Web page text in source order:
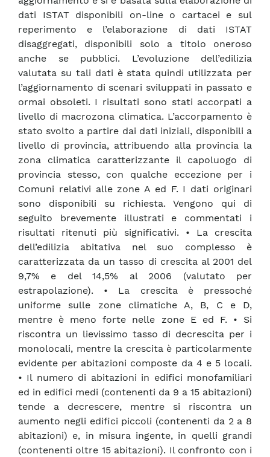
dati ISTAT disponibili on-line o cartacei e sul
reperimento e l’elaborazione di dati ISTAT
disaggregati, disponibili solo a titolo oneroso
anche se pubblici. L’evoluzione dell’edilizia
valutata su tali dati è stata quindi utilizzata per
l’aggiornamento di scenari sviluppati in passato e
ormai obsoleti. I risultati sono stati accorpati a
livello di macrozona climatica. L’accorpamento è
stato svolto a partire dai dati iniziali, disponibili a
livello di provincia, attribuendo alla provincia la
zona climatica caratterizzante il capoluogo di
provincia stesso, con qualche eccezione per i
Comuni relativi alle zone A ed F. I dati originari
sono disponibili su richiesta. Vengono qui di
seguito brevemente illustrati e commentati i
risultati ritenuti più significativi. • La crescita
dell’edilizia abitativa nel suo complesso è
caratterizzata da un tasso di crescita al 2001 del
9,7% e del 14,5% al 2006 (valutato per
estrapolazione). • La crescita è pressoché
uniforme sulle zone climatiche A, B, C e D,
mentre è meno forte nelle zone E ed F. • Si
riscontra un lievissimo tasso di decrescita per i
monolocali, mentre la crescita è particolarmente
evidente per abitazioni composte da 4 e 5 locali.
• Il numero di abitazioni in edifici monofamiliari
ed in edifici medi (contenenti da 9 a 15 abitazioni)
tende a decrescere, mentre si riscontra un
aumento negli edifici piccoli (contenenti da 2 a 8
abitazioni) e, in misura ingente, in quelli grandi
(contenenti oltre 15 abitazioni). Il confronto con i